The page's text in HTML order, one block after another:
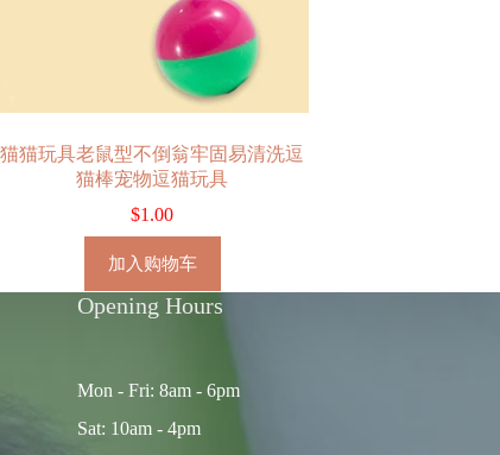
猫猫玩具老鼠型不倒翁牢固易清洗逗
猫棒宠物逗猫玩具
$1.00
加入购物车
Opening Hours
Mon - Fri: 8am - 6pm
Sat: 10am - 4pm